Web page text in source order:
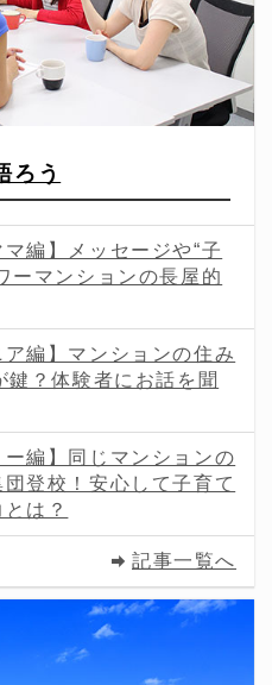
ろう
編】メッセージや“子
ーマンションの長屋的
ア編】マンションの住み
？体験者にお話を聞
ー編】同じマンションの
登校！安心して子育て
は？
記事一覧へ